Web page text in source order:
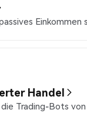
Handel
Trading-Bots